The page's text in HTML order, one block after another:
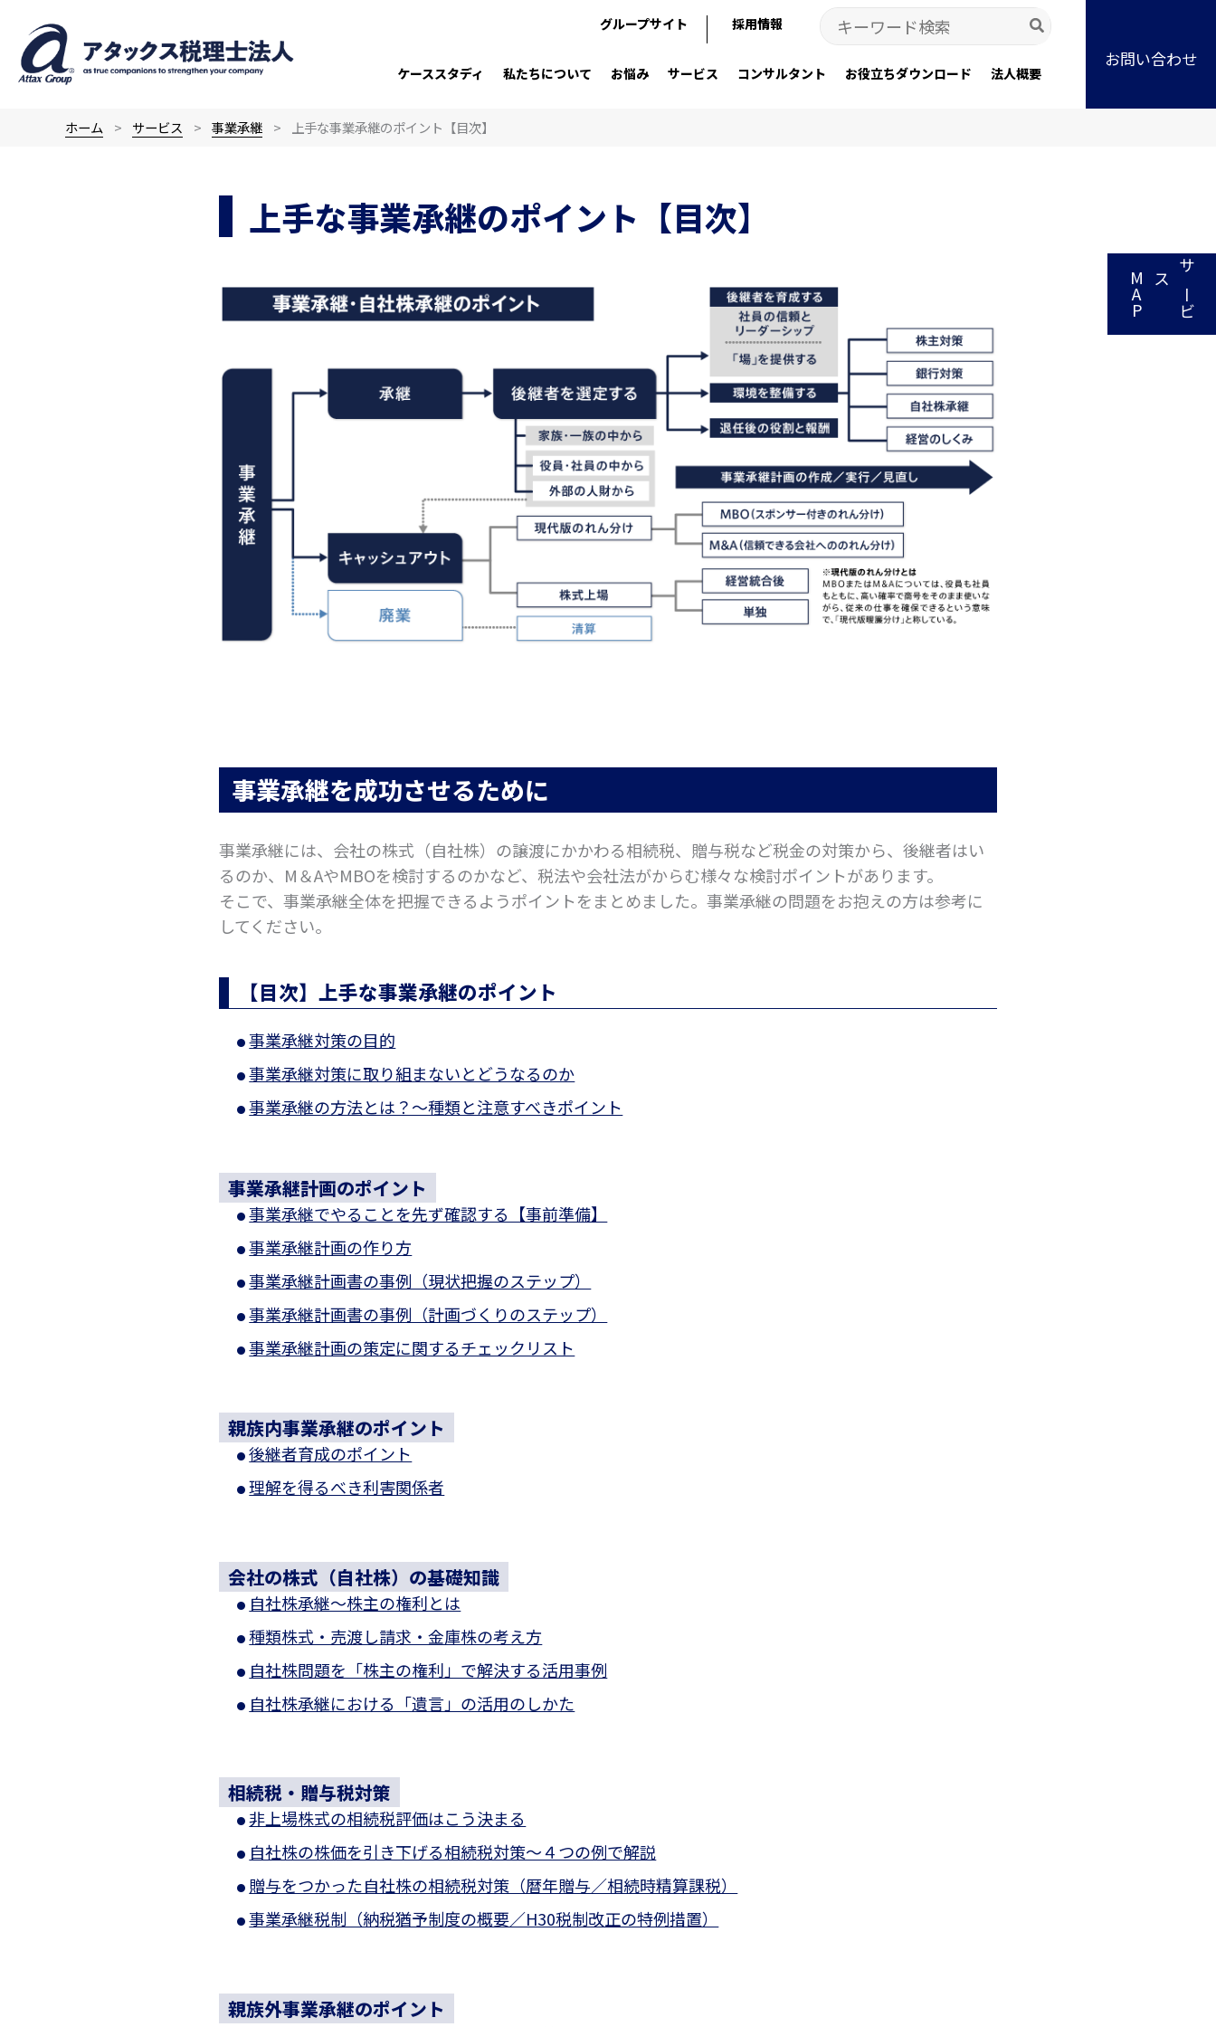
グループサイト 採用情報
Search
for:
ケーススタディ 私たちについて お悩み サービス コンサルタント お役立ちダウンロード 法人概要
お問い合わせ
ホーム サービス 事業承継 上手な事業承継のポイント【目次】
上手な事業承継のポイント【目次】
事業承継を成功させるために
事業承継には、会社の株式（自社株）の譲渡にかかわる相続税、贈与税など税金の対策から、後継者はい
るのか、M＆AやMBOを検討するのかなど、税法や会社法がからむ様々な検討ポイントがあります。
そこで、事業承継全体を把握できるようポイントをまとめました。事業承継の問題をお抱えの方は参考に
してください。
【目次】上手な事業承継のポイント
事業承継対策の目的
事業承継対策に取り組まないとどうなるのか
事業承継の方法とは？～種類と注意すべきポイント
事業承継計画のポイント
事業承継でやることを先ず確認する【事前準備】
事業承継計画の作り方
事業承継計画書の事例（現状把握のステップ）
事業承継計画書の事例（計画づくりのステップ）
事業承継計画の策定に関するチェックリスト
親族内事業承継のポイント
後継者育成のポイント
理解を得るべき利害関係者
会社の株式（自社株）の基礎知識
自社株承継～株主の権利とは
種類株式・売渡し請求・金庫株の考え方
自社株問題を「株主の権利」で解決する活用事例
自社株承継における「遺言」の活用のしかた
相続税・贈与税対策
非上場株式の相続税評価はこう決まる
自社株の株価を引き下げる相続税対策～４つの例で解説
贈与をつかった自社株の相続税対策（暦年贈与／相続時精算課税）
事業承継税制（納税猶予制度の概要／H30税制改正の特例措置）
親族外事業承継のポイント
サ
ー
ビ
スM
A
P